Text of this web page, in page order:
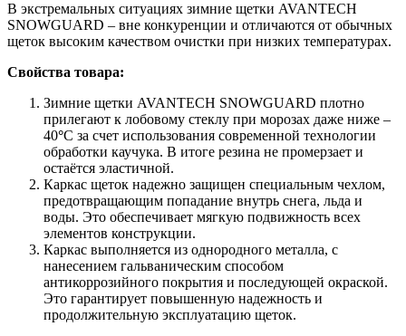
В экстремальных ситуациях зимние щетки AVANTECH
SNOWGUARD – вне конкуренции и отличаются от обычных
щеток высоким качеством очистки при низких температурах.
Свойства товара:
Зимние щетки AVANTECH SNOWGUARD плотно
прилегают к лобовому стеклу при морозах даже ниже –
40°С за счет использования современной технологии
обработки каучука. В итоге резина не промерзает и
остаётся эластичной.
Каркас щеток надежно защищен специальным чехлом,
предотвращающим попадание внутрь снега, льда и
воды. Это обеспечивает мягкую подвижность всех
элементов конструкции.
Каркас выполняется из однородного металла, с
нанесением гальваническим способом
антикоррозийного покрытия и последующей окраской.
Это гарантирует повышенную надежность и
продолжительную эксплуатацию щеток.